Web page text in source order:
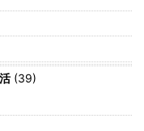
(39)